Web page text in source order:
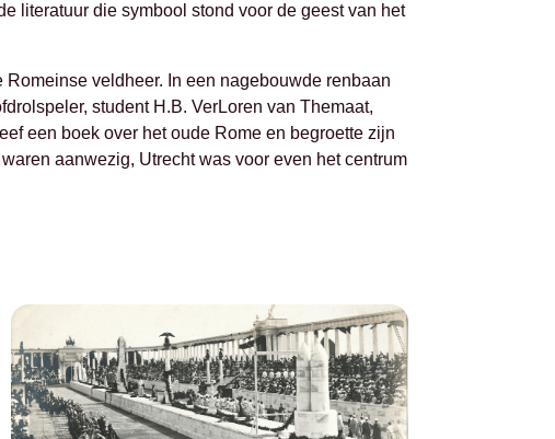
literatuur die symbool stond voor de geest van het
veldheer. In een nagebouwde renbaan
student H.B. VerLoren van Themaat,
een boek over het oude Rome en begroette zijn
aanwezig, Utrecht was voor even het centrum